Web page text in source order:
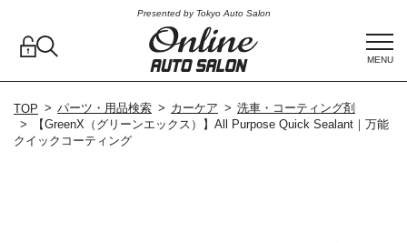
Presented by Tokyo Auto Salon
MENU
TOP パーツ・用品検索 カーケア
洗車・コーティング剤
【GreenX（グリーンエックス）】All Purpose Quick Sealant｜万能
クイックコーティング